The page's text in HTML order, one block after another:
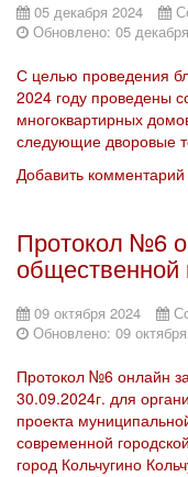
05 декабря 2024
Обновлено: 05
С целью проведения
2024 году проведены
многоквартирных
следующие дворовые
Добавить комментарий
Протокол №6
общественной
09 октября 2024
Обновлено: 09
Протокол №6 онлайн
30.09.2024г. для
проекта
современной
город Кольчугино